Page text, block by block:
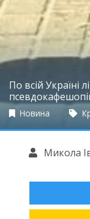
По всій Україні
Новина
Микола